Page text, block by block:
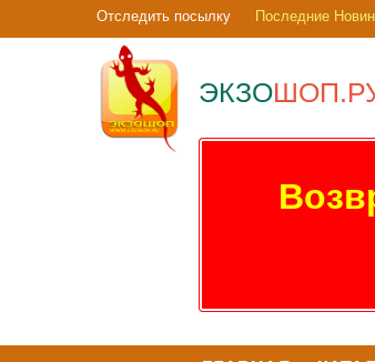
Отследить посылку Последние
ЭКЗО